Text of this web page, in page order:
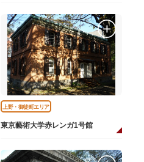
上野・御徒町エリア
東京藝術大学赤レンガ1号館